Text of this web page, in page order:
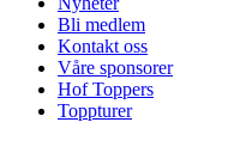
Bli medlem
Kontakt oss
Våre sponsorer
Hof Toppers
Toppturer